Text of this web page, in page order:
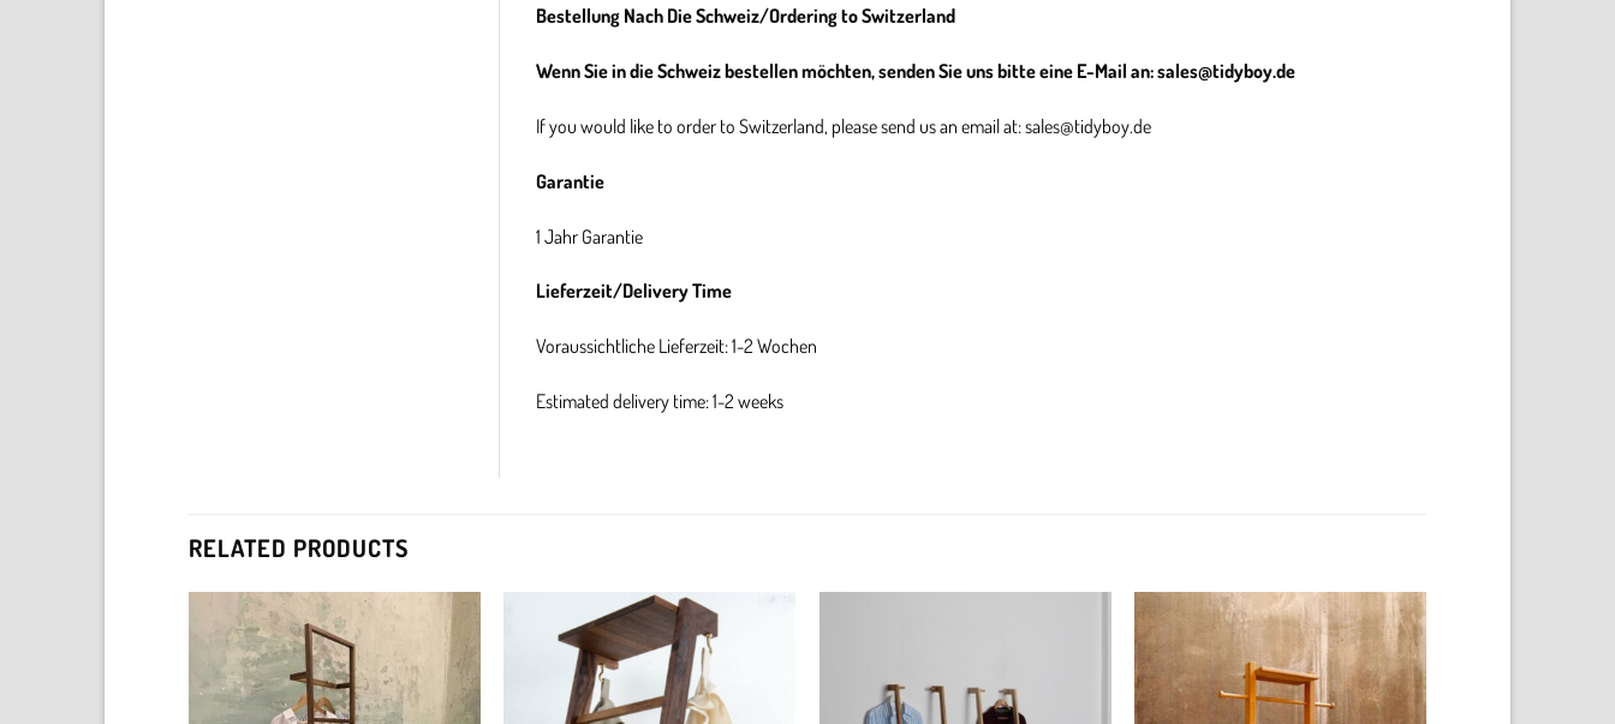
Bestellung Nach Die Schweiz/Ordering to Switzerland
Wenn Sie in die Schweiz bestellen möchten, senden Sie uns bitte eine E-Mail an:sales@tidyboy.de
If you would like to order to Switzerland, please send us an email at:sales@tidyboy.de
Garantie
1 Jahr Garantie
Lieferzeit/Delivery Time
Voraussichtliche Lieferzeit: 1-2 Wochen
Estimated delivery time: 1-2 weeks
RELATED PRODUCTS
Add to
wishlist